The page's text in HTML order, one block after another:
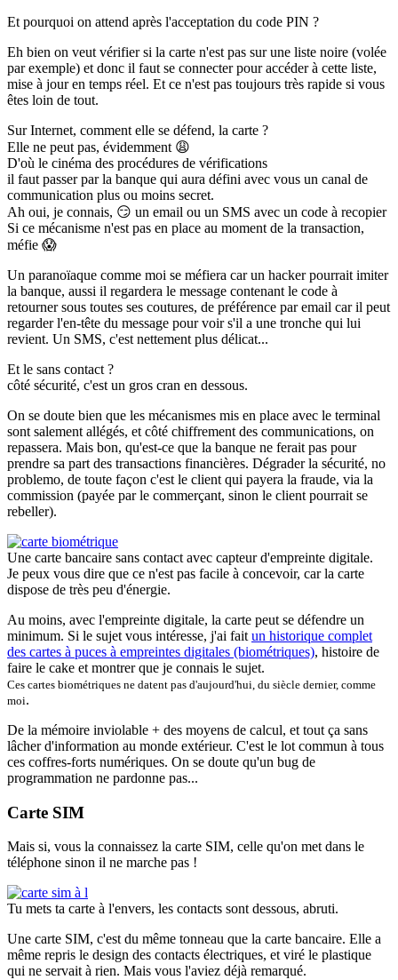
Et pourquoi on attend après l'acceptation du code PIN ?
Eh bien on veut vérifier si la carte n'est pas sur une liste noire (volée
par exemple) et donc il faut se connecter pour accéder à cette liste,
mise à jour en temps réel. Et ce n'est pas toujours très rapide si vous
êtes loin de tout.
Sur Internet, comment elle se défend, la carte ?
Elle ne peut pas, évidemment 😩
D'où le cinéma des procédures de vérifications
il faut passer par la banque qui aura défini avec vous un canal de
communication plus ou moins secret.
Ah oui, je connais, 😏 un email ou un SMS avec un code à recopier
Si ce mécanisme n'est pas en place au moment de la transaction,
méfie 😱
Un paranoïaque comme moi se méfiera car un hacker pourrait imiter
la banque, aussi il regardera le message contenant le code à
retourner sous toutes ses coutures, de préférence par email car il peut
regarder l'en-tête du message pour voir s'il a une tronche qui lui
revient. Un SMS, c'est nettement plus délicat...
Et le sans contact ?
côté sécurité, c'est un gros cran en dessous.
On se doute bien que les mécanismes mis en place avec le terminal
sont salement allégés, et côté chiffrement des communications, on
repassera. Mais bon, qu'est-ce que la banque ne ferait pas pour
prendre sa part des transactions financières. Dégrader la sécurité, no
problemo, de toute façon c'est le client qui payera la fraude, via la
commission (payée par le commerçant, sinon le client pourrait se
rebeller).
Une carte bancaire sans contact avec capteur d'empreinte digitale.
Je peux vous dire que ce n'est pas facile à concevoir, car la carte
dispose de très peu d'énergie.
Au moins, avec l'empreinte digitale, la carte peut se défendre un
minimum. Si le sujet vous intéresse, j'ai fait un historique complet
des cartes à puces à empreintes digitales (biométriques), histoire de
faire le cake et montrer que je connais le sujet.
Ces cartes biométriques ne datent pas d'aujourd'hui, du siècle dernier, comme
moi.
De la mémoire inviolable + des moyens de calcul, et tout ça sans
lâcher d'information au monde extérieur. C'est le lot commun à tous
ces coffres-forts numériques. On se doute qu'un bug de
programmation ne pardonne pas...
Carte SIM
Mais si, vous la connaissez la carte SIM, celle qu'on met dans le
téléphone sinon il ne marche pas !
Tu mets ta carte à l'envers, les contacts sont dessous, abruti.
Une carte SIM, c'est du même tonneau que la carte bancaire. Elle a
même repris le design des contacts électriques, et viré le plastique
qui ne servait à rien. Mais vous l'aviez déjà remarqué.